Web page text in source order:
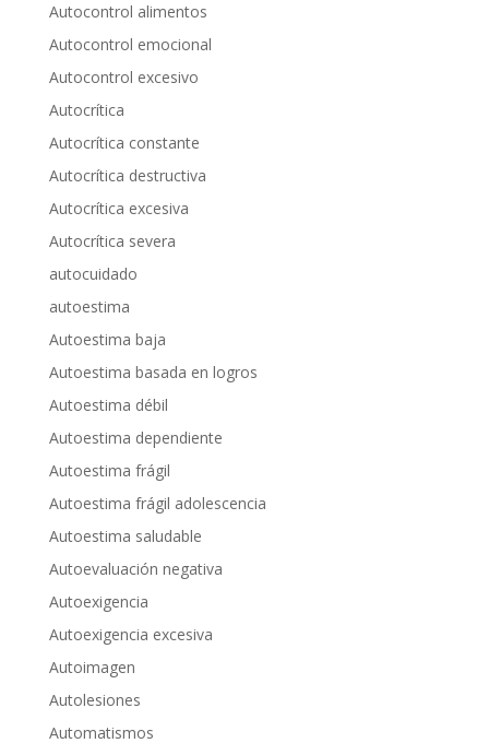
Autocontrol alimentos
Autocontrol emocional
Autocontrol excesivo
Autocrítica
Autocrítica constante
Autocrítica destructiva
Autocrítica excesiva
Autocrítica severa
autocuidado
autoestima
Autoestima baja
Autoestima basada en logros
Autoestima débil
Autoestima dependiente
Autoestima frágil
Autoestima frágil adolescencia
Autoestima saludable
Autoevaluación negativa
Autoexigencia
Autoexigencia excesiva
Autoimagen
Autolesiones
Automatismos